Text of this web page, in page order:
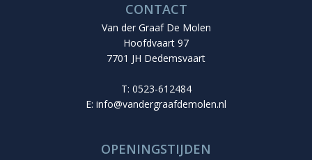
CONTACT
Van der Graaf De Molen
Hoofdvaart 97
7701 JH Dedemsvaart
T: 0523-612484
E: info@vandergraafdemolen.nl
OPENINGSTIJDEN